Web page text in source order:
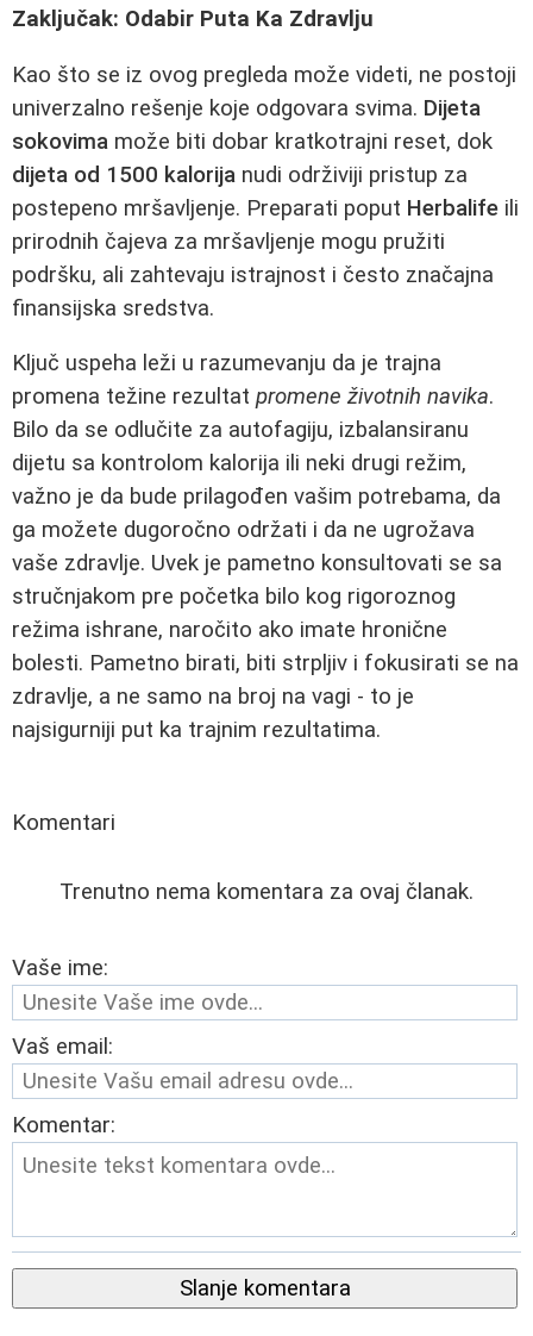
Zaključak: Odabir Puta Ka Zdravlju
Kao što se iz ovog pregleda može videti, ne postoji
univerzalno rešenje koje odgovara svima. Dijeta
sokovima može biti dobar kratkotrajni reset, dok
dijeta od 1500 kalorija nudi održiviji pristup za
postepeno mršavljenje. Preparati poput Herbalife ili
prirodnih čajeva za mršavljenje mogu pružiti
podršku, ali zahtevaju istrajnost i često značajna
finansijska sredstva.
Ključ uspeha leži u razumevanju da je trajna
promena težine rezultat promene životnih navika.
Bilo da se odlučite za autofagiju, izbalansiranu
dijetu sa kontrolom kalorija ili neki drugi režim,
važno je da bude prilagođen vašim potrebama, da
ga možete dugoročno održati i da ne ugrožava
vaše zdravlje. Uvek je pametno konsultovati se sa
stručnjakom pre početka bilo kog rigoroznog
režima ishrane, naročito ako imate hronične
bolesti. Pametno birati, biti strpljiv i fokusirati se na
zdravlje, a ne samo na broj na vagi - to je
najsigurniji put ka trajnim rezultatima.
Komentari
Trenutno nema komentara za ovaj članak.
Vaše ime:
Vaš email:
Komentar:
Slanje komentara